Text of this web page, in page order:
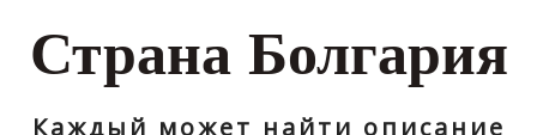
Страна Болгария
Каждый может найти описание